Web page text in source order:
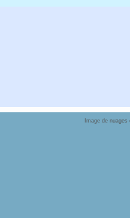
Image de